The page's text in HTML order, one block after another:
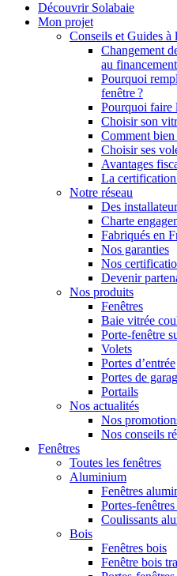
Découvrir Solabaie
Mon projet
Conseils et Guides à
Changement
au
Pourquoi
fenêtre ?
Pourquoi faire
Choisir son
Comment bien
Choisir ses
Avantages
La
Notre réseau
Des
Charte
Fabriqués en
Nos garanties
Nos
Devenir
Nos produits
Fenêtres
Baie vitrée
Porte-fenêtre
Volets
Portes d’entrée
Portes de
Portails
Nos actualités
Nos
Nos conseils
Fenêtres
Toutes les fenêtres
Aluminium
Fenêtres
Portes-
Coulissants
Bois
Fenêtres bois
Fenêtre bois